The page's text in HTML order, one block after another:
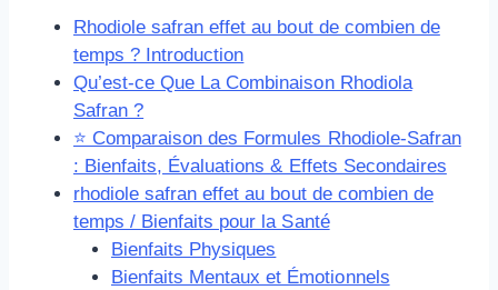
Rhodiole safran effet au bout de combien de
temps ? Introduction
Qu’est-ce Que La Combinaison Rhodiola
Safran ?
⭐ Comparaison des Formules Rhodiole-Safran
: Bienfaits, Évaluations & Effets Secondaires
rhodiole safran effet au bout de combien de
temps / Bienfaits pour la Santé
Bienfaits Physiques
Bienfaits Mentaux et Émotionnels